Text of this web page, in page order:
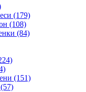
(179)
(108)
(84)
(151)
(57)